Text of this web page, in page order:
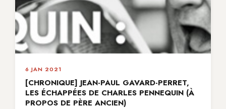
6 JAN 2021
[CHRONIQUE] JEAN-PAUL GAVARD-PERRET,
LES ÉCHAPPÉES DE CHARLES PENNEQUIN (À
PROPOS DE PÈRE ANCIEN)